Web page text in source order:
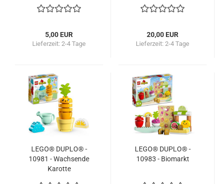
5,00 EUR
Lieferzeit: 2-4 Tage
20,00 EUR
Lieferzeit: 2-4 Tage
LEGO® DUPLO® -
10981 - Wachsende
Karotte
LEGO® DUPLO® -
10983 - Biomarkt